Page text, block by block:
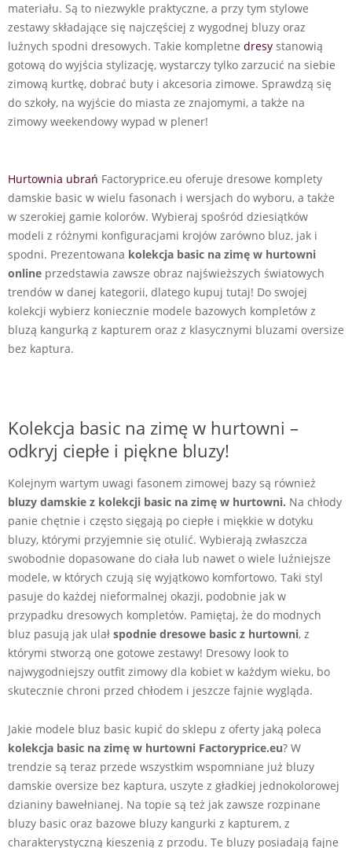
materiału. Są to niezwykle praktyczne, a przy tym stylowe
zestawy składające się najczęściej z wygodnej bluzy oraz
luźnych spodni dresowych. Takie kompletne dresy stanowią
gotową do wyjścia stylizację, wystarczy tylko zarzucić na siebie
zimową kurtkę, dobrać buty i akcesoria zimowe. Sprawdzą się
do szkoły, na wyjście do miasta ze znajomymi, a także na
zimowy weekendowy wypad w plener!
Hurtownia ubrań Factoryprice.eu oferuje dresowe komplety
damskie basic w wielu fasonach i wersjach do wyboru, a także
w szerokiej gamie kolorów. Wybieraj spośród dziesiątków
modeli z różnymi konfiguracjami krojów zarówno bluz, jak i
spodni. Prezentowana kolekcja basic na zimę w hurtowni
online przedstawia zawsze obraz najświeższych światowych
trendów w danej kategorii, dlatego kupuj tutaj! Do swojej
kolekcji wybierz koniecznie modele bazowych kompletów z
bluzą kangurką z kapturem oraz z klasycznymi bluzami oversize
bez kaptura.
Kolekcja basic na zimę w hurtowni –
odkryj ciepłe i piękne bluzy!
Kolejnym wartym uwagi fasonem zimowej bazy są również
bluzy damskie z kolekcji basic na zimę w hurtowni. Na chłody
panie chętnie i często sięgają po ciepłe i miękkie w dotyku
bluzy, którymi przyjemnie się otulić. Wybierają zwłaszcza
swobodnie dopasowane do ciała lub nawet o wiele luźniejsze
modele, w których czują się wyjątkowo komfortowo. Taki styl
pasuje do każdej nieformalnej okazji, podobnie jak w
przypadku dresowych kompletów. Pamiętaj, że do modnych
bluz pasują jak ulał spodnie dresowe basic z hurtowni, z
którymi stworzą one gotowe zestawy! Dresowy look to
najwygodniejszy outfit zimowy dla kobiet w każdym wieku, bo
skutecznie chroni przed chłodem i jeszcze fajnie wygląda.
Jakie modele bluz basic kupić do sklepu z oferty jaką poleca
kolekcja basic na zimę w hurtowni Factoryprice.eu? W
trendzie są teraz przede wszystkim wspomniane już bluzy
damskie oversize bez kaptura, uszyte z gładkiej jednokolorowej
dzianiny bawełnianej. Na topie są też jak zawsze rozpinane
bluzy basic oraz bazowe bluzy kangurki z kapturem, z
charakterystyczną kieszenią z przodu. Te bluzy posiadają fajne